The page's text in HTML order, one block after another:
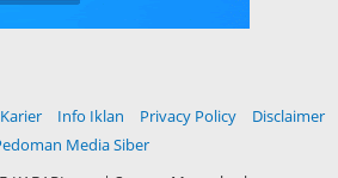
Karier Info Iklan Privacy Policy
Disclaimer
Media Siber